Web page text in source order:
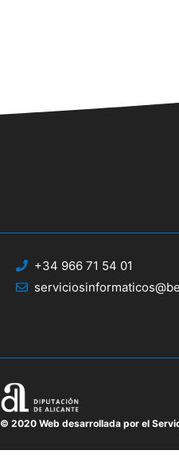
+34 966 71 54 01
© 2020 Web desarrollada por el